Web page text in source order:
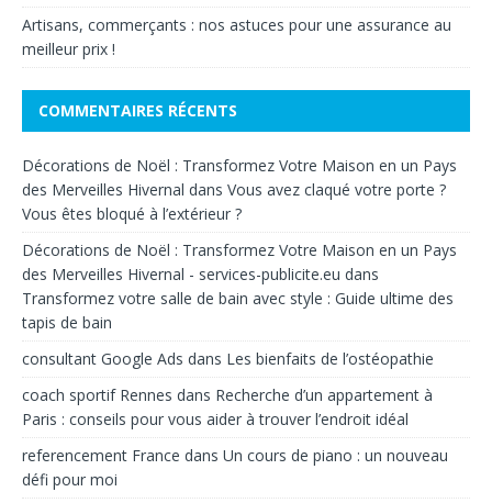
Artisans, commerçants : nos astuces pour une assurance au
meilleur prix !
COMMENTAIRES RÉCENTS
Décorations de Noël : Transformez Votre Maison en un Pays
des Merveilles Hivernal dans Vous avez claqué votre porte ?
Vous êtes bloqué à l’extérieur ?
Décorations de Noël : Transformez Votre Maison en un Pays
des Merveilles Hivernal - services-publicite.eu dans
Transformez votre salle de bain avec style : Guide ultime des
tapis de bain
consultant Google Ads dans Les bienfaits de l’ostéopathie
coach sportif Rennes dans Recherche d’un appartement à
Paris : conseils pour vous aider à trouver l’endroit idéal
referencement France dans Un cours de piano : un nouveau
défi pour moi